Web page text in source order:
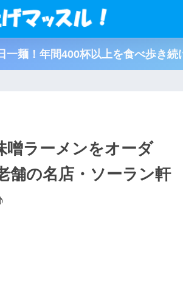
一麺！年間400杯以上を食べ歩き
噌ラーメンをオーダ
舗の名店・ソーラン軒